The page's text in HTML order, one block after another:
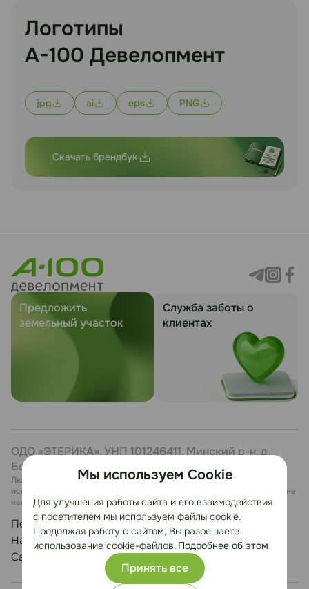
Логотипы
А-100 Девелопмент
jpg ai eps PNG
Скачать брендбук
Предложить
земельный участок
Служба заботы о
клиентах
ОДО «ЭТЕРИКА», УНП 101246411, Минский р-н, д.
Боровая, 7, каб. 27
Любая информация, представленная на данном сайте, носит
исключительно информационный характер и ни при каких условиях не
является публичной офертой.
Политика конфиденциальности
Настройка cookie
Сайт разработан Медиа Лайн
Мы используем Cookie
Для улучшения работы сайта и его взаимодействия
с посетителем мы используем файлы cookie.
Продолжая работу с сайтом, Вы разрешаете
использование cookie-файлов. Подробнее об этом
Принять все